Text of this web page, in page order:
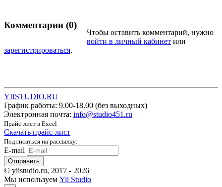
Комментарии (0)
Чтобы оставить комментарий, нужно
войти в личный кабинет или
зарегистрироваться.
YIISTUDIO.RU
График работы: 9.00-18.00 (без выходных)
Электронная почта: info@studio451.ru
Прайс-лист в Excel
Скачать прайс-лист
Подписаться на рассылку:
E-mail
Отправить
© yiistudio.ru, 2017 - 2026
Мы используем Yii Studio